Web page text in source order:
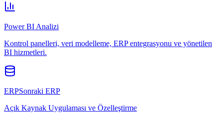
Power BI Analizi
Kontrol panelleri, veri modelleme, ERP entegrasyonu ve yönetilen
BI hizmetleri.
ERPSonraki ERP
Açık Kaynak Uygulaması ve Özelleştirme